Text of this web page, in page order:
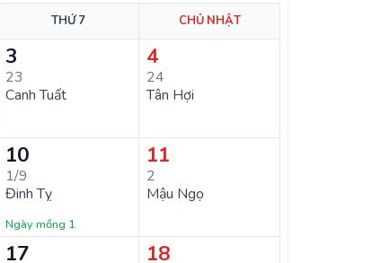
THỨ 7 CHỦ NHẬT
3
23
Canh Tuất
4
24
Tân Hợi
10
1/9
Đinh Tỵ
Ngày mồng 1
11
2
Mậu Ngọ
17 18